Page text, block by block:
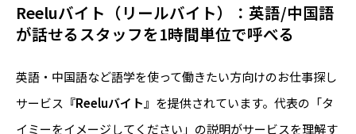
Reeluバイト （リールバイト）：英語/中国語
が話せるスタッフを1時間単位で呼べる
英語・中国語など語学を使って働きたい方向けのお仕事探し
サービス 『Reeluバイト』 を提供されています。代表の「タ
イミーをイメージしてください」の説明がサービスを理解す